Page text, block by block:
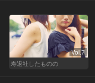
Vol.7
寿退社したものの